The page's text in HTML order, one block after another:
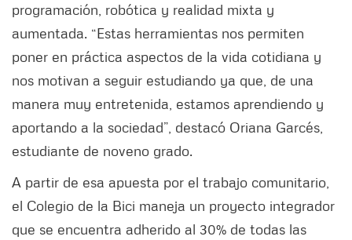
programación, robótica y realidad mixta y
aumentada. “Estas herramientas nos permiten
poner en práctica aspectos de la vida cotidiana y
nos motivan a seguir estudiando ya que, de una
manera muy entretenida, estamos aprendiendo y
aportando a la sociedad”, destacó Oriana Garcés,
estudiante de noveno grado.
A partir de esa apuesta por el trabajo comunitario,
el Colegio de la Bici maneja un proyecto integrador
que se encuentra adherido al 30% de todas las